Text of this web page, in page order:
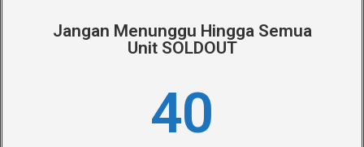
Jangan Menunggu Hingga Semua
Unit SOLDOUT
40